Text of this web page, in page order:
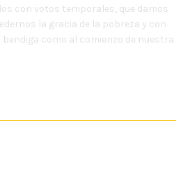
con votos temporales, que damos
la gracia de la pobreza y con
bendiga como al comienzo de nuestra